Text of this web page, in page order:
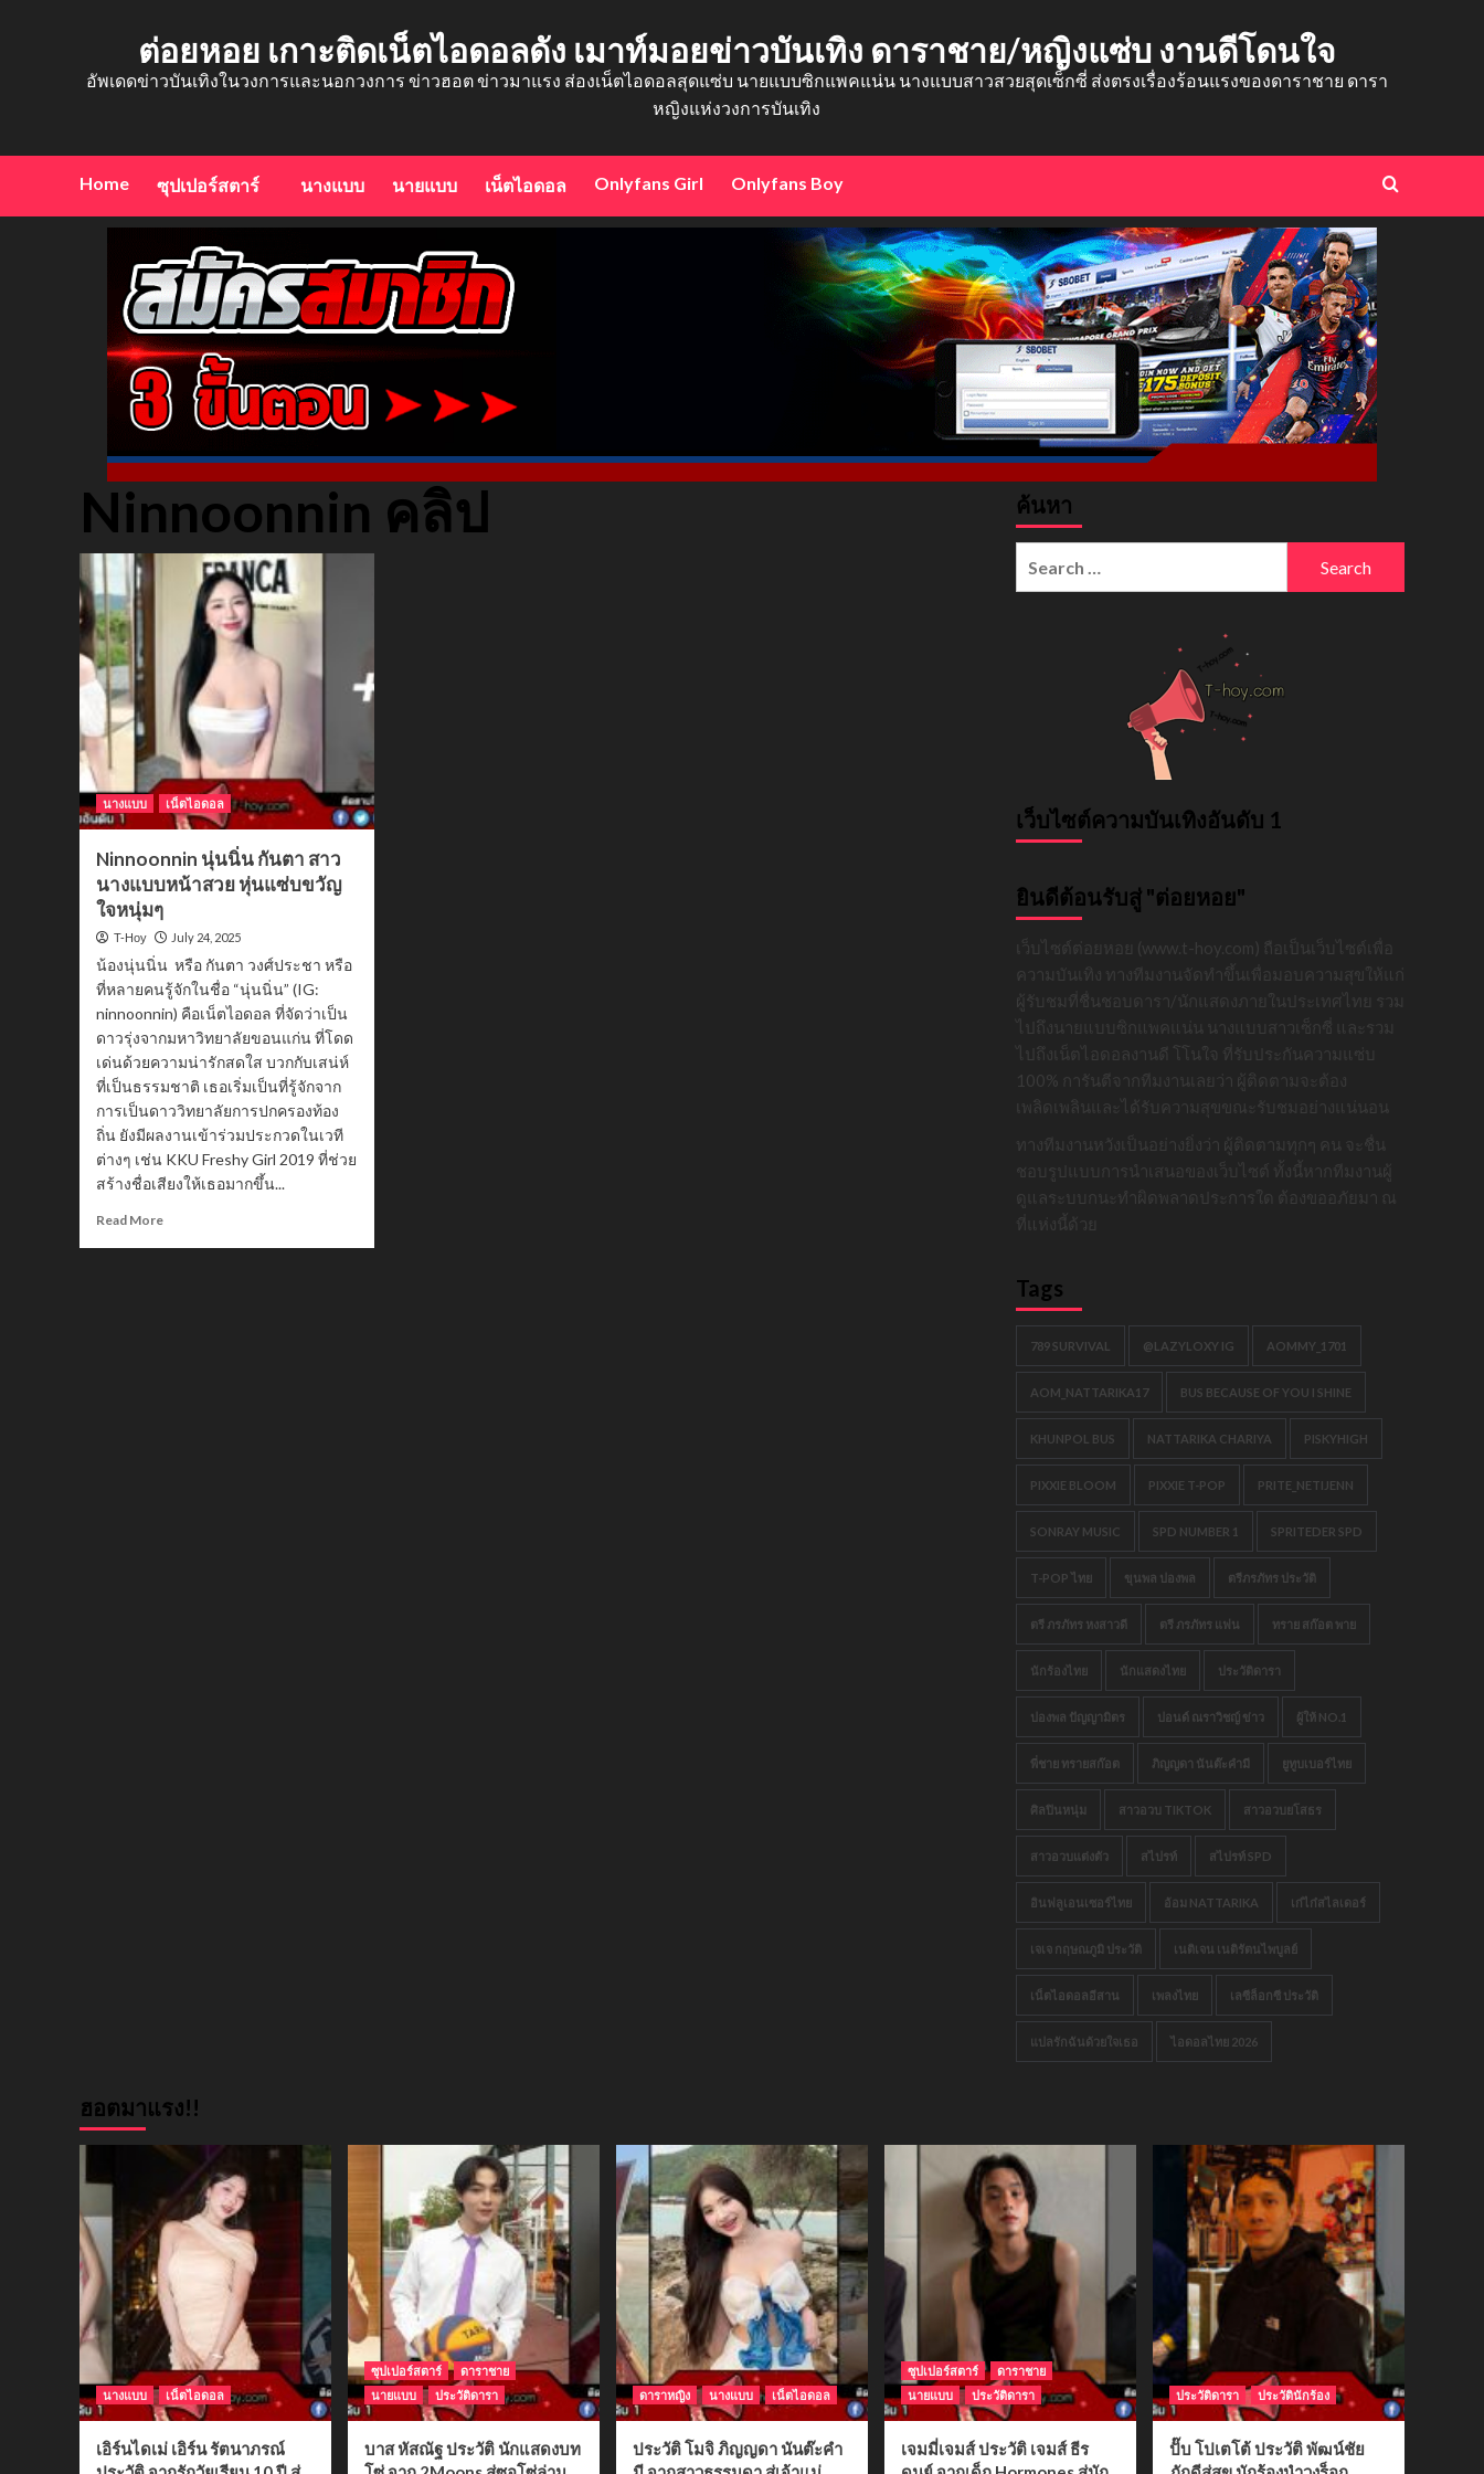
ต่อยหอย เกาะติดเน็ตไอดอลดัง เมาท์มอยข่าวบันเทิง ดาราชาย/หญิงแซ่บ งานดีโดนใจ
อัพเดดข่าวบันเทิงในวงการและนอกวงการ ข่าวฮอต ข่าวมาแรง ส่องเน็ตไอดอลสุดแซ่บ นายแบบซิกแพคแน่น นางแบบสาวสวยสุดเซ็กซี่ ส่งตรงเรื่องร้อนแรงของดาราชาย ดารา
หญิงแห่งวงการบันเทิง
Home ซุปเปอร์สตาร์ นางแบบ นายแบบ เน็ตไอดอล Onlyfans Girl Onlyfans Boy
Ninnoonnin คลิป
นางแบบ เน็ตไอดอล
Ninnoonnin นุ่นนิ่น กันตา สาว
นางแบบหน้าสวย หุ่นแซ่บขวัญ
ใจหนุ่มๆ
T-Hoy July 24, 2025
น้องนุ่นนิ่น หรือ กันตา วงศ์ประชา หรือ
ที่หลายคนรู้จักในชื่อ “นุ่นนิ่น” (IG:
ninnoonnin) คือเน็ตไอดอล ที่จัดว่าเป็น
ดาวรุ่งจากมหาวิทยาลัยขอนแก่น ที่โดด
เด่นด้วยความน่ารักสดใส บวกกับเสน่ห์
ที่เป็นธรรมชาติ เธอเริ่มเป็นที่รู้จักจาก
การเป็นดาววิทยาลัยการปกครองท้อง
ถิ่น ยังมีผลงานเข้าร่วมประกวดในเวที
ต่างๆ เช่น KKU Freshy Girl 2019 ที่ช่วย
สร้างชื่อเสียงให้เธอมากขึ้น...
Read MoreRead
ค้นหา
เว็บไซต์ความบันเทิงอันดับ 1
ยินดีต้อนรับสู่ "ต่อยหอย"
เว็บไซต์ต่อยหอย (www.t-hoy.com) ถือเป็นเว็บไซต์เพื่อ
ความบันเทิง ทางทีมงานจัดทำขึ้นเพื่อมอบความสุขให้แก่
ผู้รับชมที่ชื่นชอบดารา/นักแสดงภายในประเทศไทย รวม
ไปถึงนายแบบซิกแพคแน่น นางแบบสาวเซ็กซี่ และรวม
ไปถึงเน็ตไอดอลงานดี โโนใจ ที่รับประกันความแซ่บ
100% การันตีจากทีมงานเลยว่า ผู้ติดตามจะต้อง
เพลิดเพลินและได้รับความสุขขณะรับชมอย่างแน่นอน
ทางทีมงานหวังเป็นอย่างยิ่งว่า ผู้ติดตามทุกๆ คน จะชื่น
ชอบรูปแบบการนำเสนอของเว็บไซต์ ทั้งนี้หากทีมงานผู้
ดูแลระบบกนะทำผิดพลาดประการใด ต้องขออภัยมา ณ
ที่แห่งนี้ด้วย
Tags
789 SURVIVAL @LAZYLOXY IG AOMMY_1701
AOM_NATTARIKA17 BUS BECAUSE OF YOU I SHINE
KHUNPOL BUS NATTARIKA CHARIYA PISKYHIGH
PIXXIE BLOOM PIXXIE T-POP PRITE_NETIJENN
SONRAY MUSIC SPD NUMBER 1 SPRITEDER SPD
T-POP ไทย ขุนพล ปองพล ตรีภรภัทร ประวัติ
ตรี ภรภัทร หงสาวดี ตรี ภรภัทร แฟน ทราย สก๊อต พาย
นักร้องไทย นักแสดงไทย ประวัติดารา
ปองพล ปัญญามิตร ปอนด์ ณราวิชญ์ ข่าว ผู้ให้ NO.1
พี่ชาย ทรายสก๊อต ภิญญดา นันต๊ะคำมี ยูทูบเบอร์ไทย
ศิลปินหนุ่ม สาวอวบ TIKTOK สาวอวบยโสธร
สาวอวบแต่งตัว สไปรท์ สไปรท์ SPD
อินฟลูเอนเซอร์ไทย อ้อม NATTARIKA เก๋ไก๋สไลเดอร์
เจเจ กฤษณภูมิ ประวัติ เนติเจน เนติรัตนไพบูลย์
เน็ตไอดอลอีสาน เพลงไทย เลซีล็อกซี ประวัติ
แปลรักฉันด้วยใจเธอ ไอดอลไทย 2026
ฮอตมาแรง!!
นางแบบ เน็ตไอดอล
เอิร์นไดเม่ เอิร์น รัตนาภรณ์
ซุปเปอร์สตาร์
ดาราชาย
นายแบบ
ประวัติดารา
บาส หัสณัฐ ประวัติ นักแสดงบท
ดาราหญิง นางแบบ เน็ตไอดอล
ประวัติ โมจิ ภิญญดา นันต๊ะคำ
ซุปเปอร์สตาร์
ดาราชาย
นายแบบ
ประวัติดารา
เจมมี่เจมส์ ประวัติ เจมส์ ธีร
ประวัติดารา ประวัตินักร้อง
ปั๊บ โปเตโต้ ประวัติ พัฒน์ชัย